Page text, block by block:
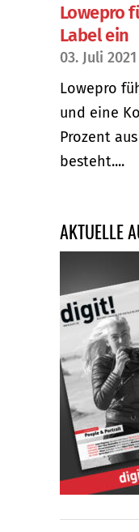
Lowepro
Label ein
03. Juli 2021
Lowepro
und eine
Prozent
besteht....
AKTUELLE